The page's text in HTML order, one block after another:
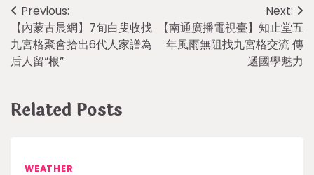
Post
navigation
Previous:
【內蒙古晨網】7旬白叟收找
九宮格聚會拾出6代人家譜為
后人留“根”
Next:
【南通廣播電視臺】知止堂五
年風雨無阻找九宮格交流 傳
遞國學魅力
Related Posts
WEATHER